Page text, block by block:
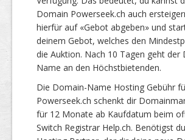
Domain Powerseek.ch auch
hierfür auf «Gebot abgeben» und
deinem Gebot, welches den
die Auktion. Nach 10 Tagen geht der
Name an den Höchstbietenden.
Die Domain-Name Hosting Gebühr
Powerseek.ch schenkt dir
für 12 Monate ab Kaufdatum beim
Switch Registrar Help.ch. Benötigst